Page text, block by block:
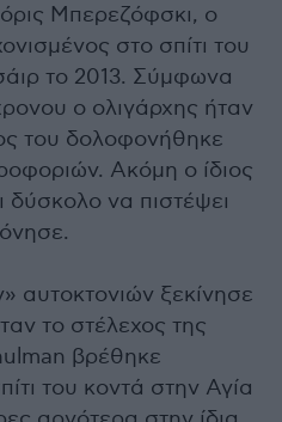
Μπερεζόφσκι, ο
στο σπίτι του
το 2013. Σύμφωνα
ο ολιγάρχης ήταν
του δολοφονήθηκε
Ακόμη ο ίδιος
δύσκολο να πιστέψει
αυτοκτονιών ξεκίνησε
το στέλεχος της
βρέθηκε
του κοντά στην Αγία